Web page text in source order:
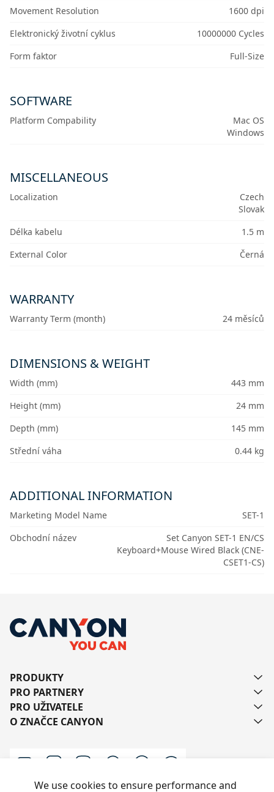
Movement Resolution
1600 dpi
Elektronický životní cyklus
10000000 Cycles
Form faktor
Full-Size
SOFTWARE
Platform Compability
Mac OS
Windows
MISCELLANEOUS
Localization
Czech
Slovak
Délka kabelu
1.5 m
External Color
Černá
WARRANTY
Warranty Term (month) 24 měsíců
DIMENSIONS & WEIGHT
Width (mm)
443 mm
Height (mm)
24 mm
Depth (mm)
145 mm
Střední váha
0.44 kg
ADDITIONAL INFORMATION
Marketing Model Name
SET-1
Obchodní název
Set Canyon SET-1 EN/CS
Keyboard+Mouse Wired Black (CNE-
CSET1-CS)
PRODUKTY
PRO PARTNERY
PRO UŽIVATELE
O ZNAČCE CANYON
We use cookies to ensure performance and